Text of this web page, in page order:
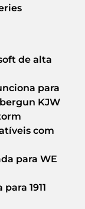
de alta
para
KJW
com
para WE
1911